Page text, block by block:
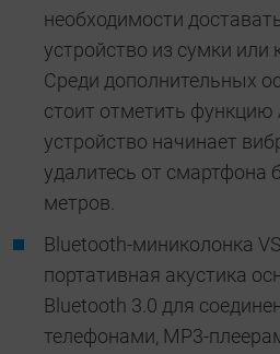
необходимости
устройство из сумки или
Среди дополнительных
стоит отметить функцию
устройство начинает
удалитесь от смартфона
метров.
Bluetooth-миниколонка
портативная акустика
Bluetooth 3.0 для
телефонами, МР3-